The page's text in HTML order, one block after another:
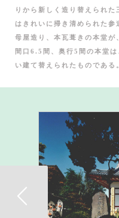
りから新しく造り替えられ
はきれいに掃き清められた参
母屋造り、本瓦葺きの本堂が
間口6.5間、奥行5間の本堂
い建て替えられたものである
Previous